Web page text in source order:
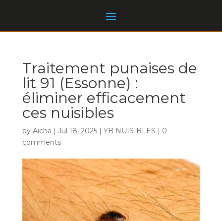
Traitement punaises de
lit 91 (Essonne) :
éliminer efficacement
ces nuisibles
by Aïcha | Jul 18, 2025| YB NUISIBLES | 0
comments